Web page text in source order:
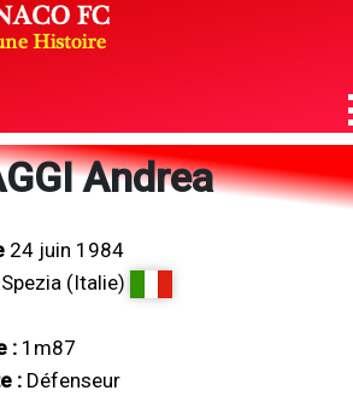
Andrea
24 juin 1984
(Italie)
: 1m87
: Défenseur